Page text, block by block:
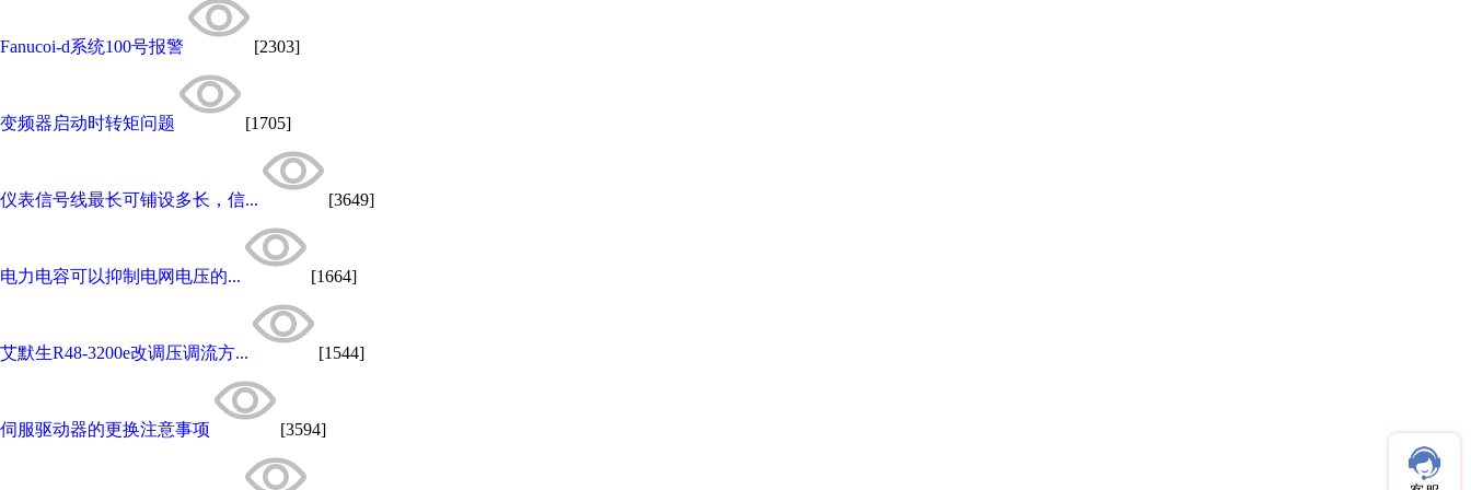
Fanucoi-d系统100号报警 [2303]
变频器启动时转矩问题 [1705]
仪表信号线最长可铺设多长，信... [3649]
电力电容可以抑制电网电压的... [1664]
艾默生R48-3200e改调压调流方... [1544]
伺服驱动器的更换注意事项 [3594]